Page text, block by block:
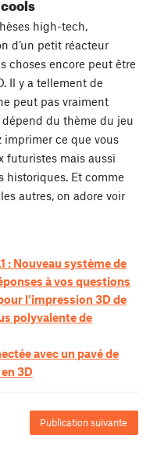
high-tech,
d’un petit réacteur
choses encore peut être
Il y a tellement de
peut pas vraiment
du thème du jeu
imprimer ce que vous
futuristes mais aussi
historiques. Et comme
autres, on adore voir
: Nouveau système de
à vos questions
l’impression 3D de
polyvalente de
avec un pavé de
3D
Publication suivante